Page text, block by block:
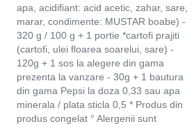
apa, acidifiant: acid acetic, zahar, sare,
marar, condimente: MUSTAR boabe) -
320 g / 100 g + 1 portie *cartofi prajiti
(cartofi, ulei floarea soarelui, sare) -
120g + 1 sos la alegere din gama
prezenta la vanzare - 30g + 1 bautura
din gama Pepsi la doza 0,33 sau apa
minerala / plata sticla 0,5 * Produs din
produs congelat ° Alergenii sunt